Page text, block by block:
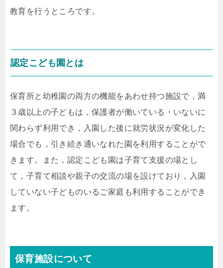
教育を行うところです。
認定こども園とは
保育所と幼稚園の両方の機能をあわせ持つ施設で，満
３歳以上の子どもは，保護者が働いている・いないに
関わらず利用でき，入園した後に就労状況が変化した
場合でも，引き続き通いなれた園を利用することがで
きます。また，認定こども園は子育て支援の場とし
て，子育て相談や親子の交流の場を設けており，入園
していない子どものいるご家庭も利用することができ
ます。
保育施設について